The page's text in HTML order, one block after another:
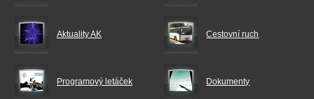
Aktuality AK Cestovní ruch
Programový letáček Dokumenty